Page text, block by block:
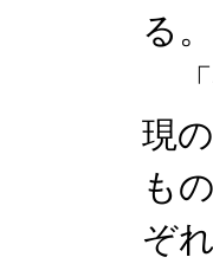
る。
「
現
も
ぞ